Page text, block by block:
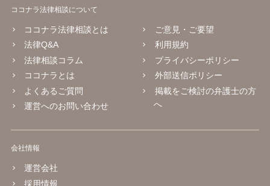
ココナラ法律相談について
ココナラ法律相談とは
法律Q&A
法律相談コラム
ココナラとは
よくあるご質問
運営へのお問い合わせ
ご意見・ご要望
利用規約
プライバシーポリシー
外部送信ポリシー
掲載をご検討の弁護士の方
へ
会社情報
運営会社
採用情報